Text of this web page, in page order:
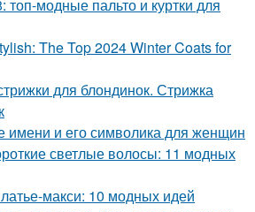
топ-модные пальто и куртки для
The Top 2024 Winter Coats for
для блондинок. Стрижка
имени и его символика для женщин
светлые волосы: 11 модных
макси: 10 модных идей